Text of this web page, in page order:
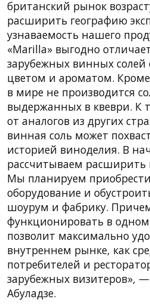
британский рынок
расширить географию
узнаваемость нашего
«Marilla» выгодно
зарубежных винных
цветом и ароматом.
в мире не производится
выдержанных в квеври. К
от аналогов из других
винная соль может
историей виноделия. В
рассчитываем расширить
Мы планируем
оборудование и
шоурум и фабрику.
функционировать в одном
позволит максимально
внутреннем рынке, как
потребителей и
зарубежных визитеров»,
Абуладзе.